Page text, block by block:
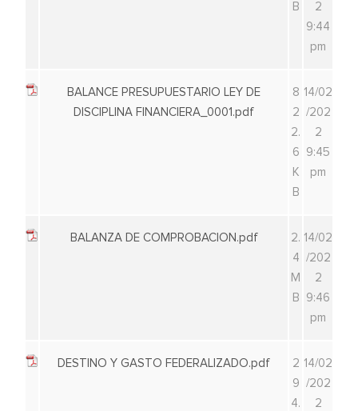
B
2
9:44
pm
BALANCE PRESUPUESTARIO LEY DE
DISCIPLINA FINANCIERA_0001.pdf
8
2
2.
6
K
B
14/02
/202
2
9:45
pm
BALANZA DE COMPROBACION.pdf
2.
4
M
B
14/02
/202
2
9:46
pm
DESTINO Y GASTO FEDERALIZADO.pdf
2
9
4.
14/02
/202
2